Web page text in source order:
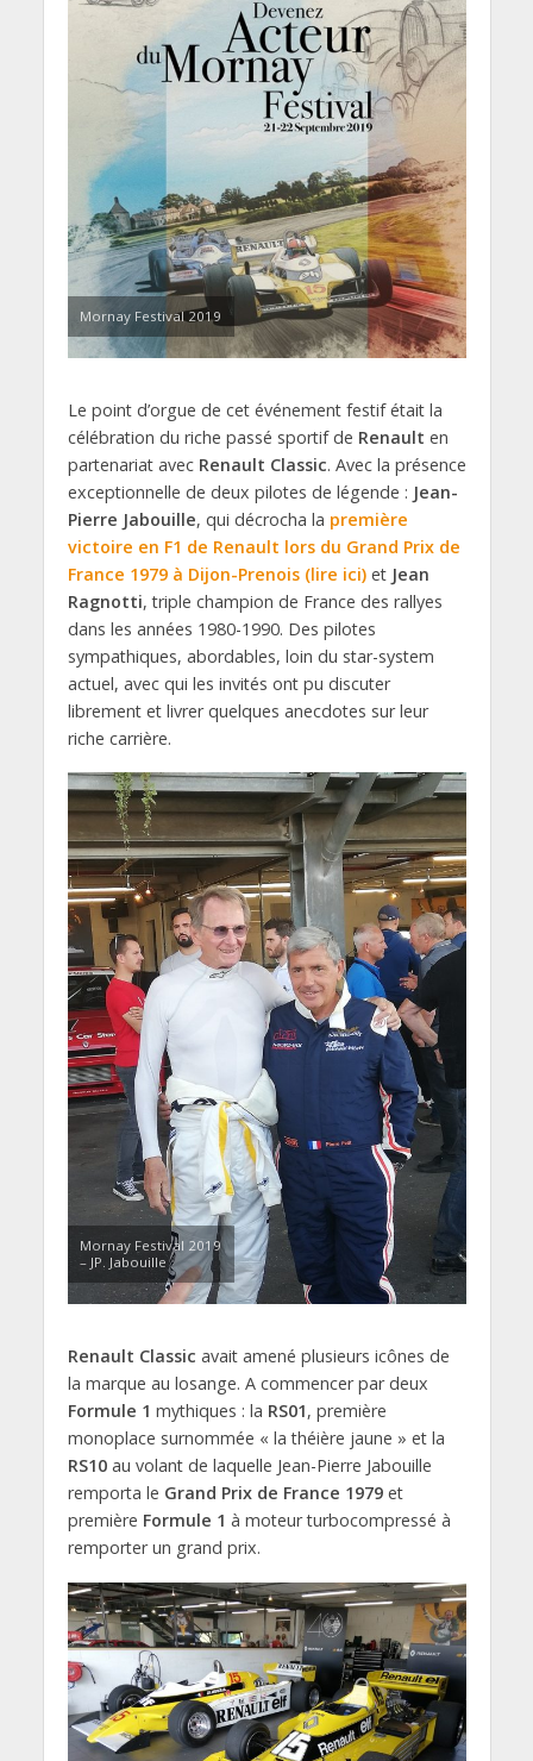
Mornay Festival 2019
Le point d’orgue de cet événement festif était la
célébration du riche passé sportif de Renault en
partenariat avec Renault Classic. Avec la présence
exceptionnelle de deux pilotes de légende : Jean-
Pierre Jabouille, qui décrocha la première
victoire en F1 de Renault lors du Grand Prix de
France 1979 à Dijon-Prenois (lire ici)et Jean
Ragnotti, triple champion de France des rallyes
dans les années 1980-1990. Des pilotes
sympathiques, abordables, loin du star-system
actuel, avec qui les invités ont pu discuter
librement et livrer quelques anecdotes sur leur
riche carrière.
Mornay Festival 2019
– JP. Jabouille
Renault Classic avait amené plusieurs icônes de
la marque au losange. A commencer par deux
Formule 1 mythiques : la RS01, première
monoplace surnommée « la théière jaune » et la
RS10au volant de laquelle Jean-Pierre Jabouille
remporta le Grand Prix de France 1979et
première Formule 1 à moteur turbocompressé à
remporter un grand prix.